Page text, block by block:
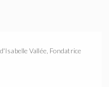
Vallée, Fondatrice